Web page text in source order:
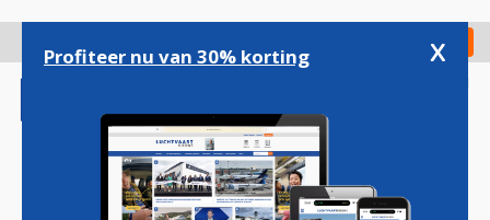
gaan
Check in
Profiteer nu van 30% korting x